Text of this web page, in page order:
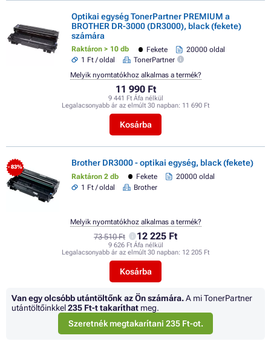
Optikai egység TonerPartner PREMIUM a
BROTHER DR-3000 (DR3000), black (fekete)
számára
Raktáron > 10 db Fekete
20000 oldal
1 Ft / oldal
TonerPartner
11 990 Ft
9 441 Ft Áfa nélkül
Legalacsonyabb ár az elmúlt 30 napban: 11 690 Ft
Kosárba
Melyik nyomtatókhoz alkalmas a termék?
- 83% Brother DR3000 - optikai egység, black (fekete)
Raktáron 2 db Fekete
20000 oldal
1 Ft / oldal
Brother
73 510 Ft 12 225 Ft
9 626 Ft Áfa nélkül
Legalacsonyabb ár az elmúlt 30 napban: 12 205 Ft
Kosárba
Melyik nyomtatókhoz alkalmas a termék?
Van egy olcsóbb utántöltőnk az Ön számára.A mi TonerPartner
utántöltőinkkel235 Ft-t takaríthat meg.
Szeretnék megtakarítani 235 Ft-ot.